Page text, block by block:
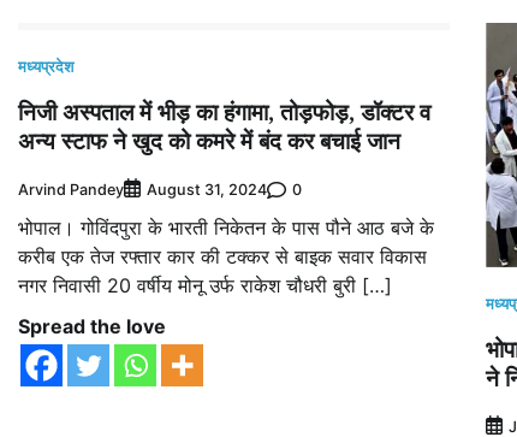
मध्यप्रदेश
निजी अस्पताल में भीड़ का हंगामा, तोड़फोड़, डॉक्टर व
अन्य स्टाफ ने खुद को कमरे में बंद कर बचाई जान
Arvind Pandey August 31, 2024 0
भोपाल। गोविंदपुरा के भारती निकेतन के पास पौने आठ बजे के
करीब एक तेज रफ्तार कार की टक्कर से बाइक सवार विकास
नगर निवासी 20 वर्षीय मोनू उर्फ राकेश चौधरी बुरी […]
Spread the love
ने